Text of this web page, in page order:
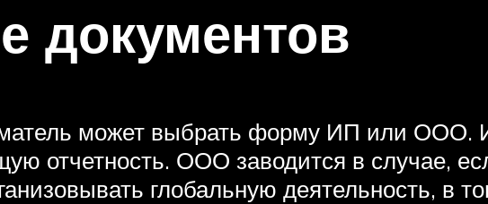
документов
может выбрать форму ИП или ООО.
отчетность. ООО заводится в случае,
глобальную деятельность, в